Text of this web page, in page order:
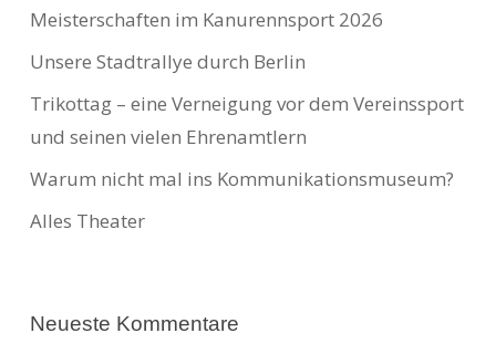
Meisterschaften im Kanurennsport 2026
Unsere Stadtrallye durch Berlin
Trikottag – eine Verneigung vor dem Vereinssport
und seinen vielen Ehrenamtlern
Warum nicht mal ins Kommunikationsmuseum?
Alles Theater
Neueste Kommentare